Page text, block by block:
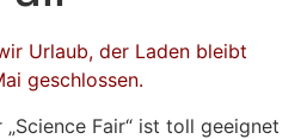
Urlaub, der Laden bleibt
geschlossen.
Fair“ ist toll geeignet